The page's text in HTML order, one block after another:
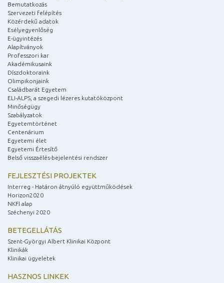
Bemutatkozás
Szervezeti felépítés
Közérdekű adatok
Esélyegyenlőség
E-ügyintézés
Alapítványok
Professzori kar
Akadémikusaink
Díszdoktoraink
Olimpikonjaink
Családbarát Egyetem
ELI-ALPS, a szegedi lézeres kutatóközpont
Minőségügy
Szabályzatok
Egyetemtörténet
Centenárium
Egyetemi élet
Egyetemi Értesítő
Belső visszaélés-bejelentési rendszer
FEJLESZTÉSI PROJEKTEK
Interreg - Határon átnyúló együttműködések
Horizon2020
NKFI alap
Széchenyi 2020
BETEGELLÁTÁS
Szent-Györgyi Albert Klinikai Központ
Klinikák
Klinikai ügyeletek
HASZNOS LINKEK